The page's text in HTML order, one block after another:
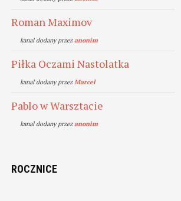
Roman Maximov
kanal dodany przezanonim
Piłka Oczami Nastolatka
kanal dodany przezMarcel
Pablo w Warsztacie
kanal dodany przezanonim
ROCZNICE